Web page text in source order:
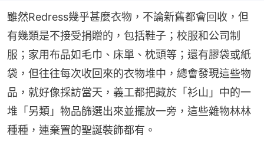
雖然Redress幾乎甚麼衣物，不論新舊都會回收，但
有幾類是不接受捐贈的，包括鞋子；校服和公司制
服；家用布品如毛巾、床單、枕頭等；還有膠袋或紙
袋，但往往每次收回來的衣物堆中，總會發現這些物
品，就好像採訪當天，義工都把藏於「衫山」中的一
堆「另類」物品篩選出來並擺放一旁，這些雜物林林
種種，連棄置的聖誕裝飾都有。